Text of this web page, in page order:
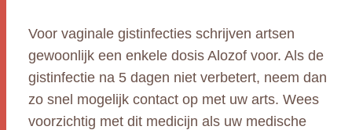
Voor vaginale gistinfecties schrijven artsen
gewoonlijk een enkele dosis Alozof voor. Als de
gistinfectie na 5 dagen niet verbetert, neem dan
zo snel mogelijk contact op met uw arts. Wees
voorzichtig met dit medicijn als uw medische